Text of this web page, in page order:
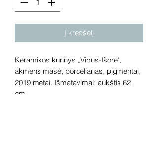
Į krepšelį
Keramikos kūrinys „Vidus-Išorė",
akmens masė, porcelianas, pigmentai,
2019 metai. Išmatavimai: aukštis 62
cm.